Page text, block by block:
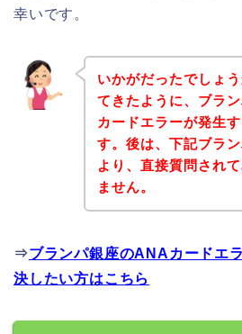
幸いです。
いかがだったでしょ
てきたように、ブラ
カードエラーが発生
す。後は、下記ブラ
より、直接質問され
ません。
⇒ブランパ銀座のANAカードエ
決したい方はこちら